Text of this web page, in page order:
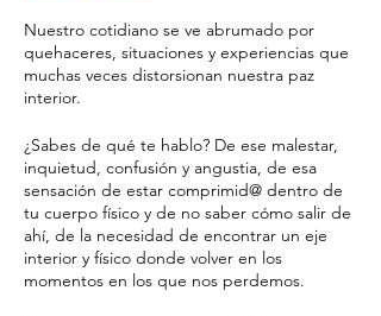
Nuestro cotidiano se ve abrumado por
quehaceres, situaciones y experiencias que
muchas veces distorsionan nuestra paz
interior.
¿Sabes de qué te hablo? De ese malestar,
inquietud, confusión y angustia, de esa
sensación de estar comprimid@ dentro de
tu cuerpo físico y de no saber cómo salir de
ahí, de la necesidad de encontrar un eje
interior y físico donde volver en los
momentos en los que nos perdemos.